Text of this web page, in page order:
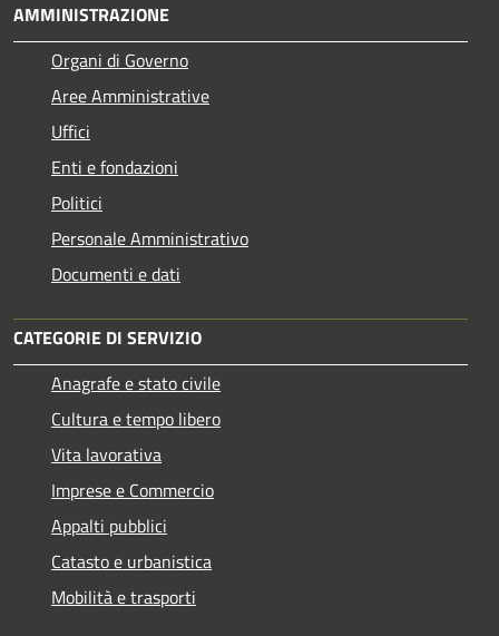
AMMINISTRAZIONE
Organi di Governo
Aree Amministrative
Uffici
Enti e fondazioni
Politici
Personale Amministrativo
Documenti e dati
CATEGORIE DI SERVIZIO
Anagrafe e stato civile
Cultura e tempo libero
Vita lavorativa
Imprese e Commercio
Appalti pubblici
Catasto e urbanistica
Mobilità e trasporti